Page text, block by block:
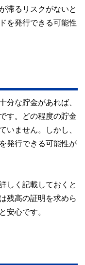
滞るリスクがないと
を発行できる可能性
分な貯金があれば、
す。どの程度の貯金
いません。しかし、
発行できる可能性が
しく記載しておくと
残高の証明を求めら
安心です。